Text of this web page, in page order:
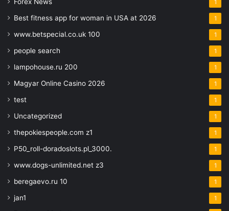
1
Best fitness app for woman in USA at 2026 1
www.betspecial.co.uk 100 1
people search 1
lampohouse.ru 200 1
Magyar Online Casino 2026 1
test 1
Uncategorized 1
thepokiespeople.com z1 1
P50_roll-doradoslots.pl_3000. 1
www.dogs-unlimited.net z3 1
beregaevo.ru 10 1
jan1 1